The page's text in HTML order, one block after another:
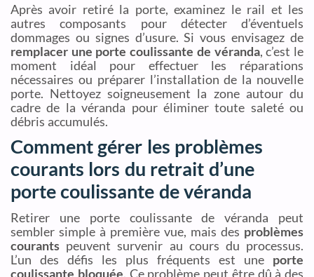
Après avoir retiré la porte, examinez le rail et les
autres composants pour détecter d’éventuels
dommages ou signes d’usure. Si vous envisagez de
remplacer une porte coulissante de véranda, c’est le
moment idéal pour effectuer les réparations
nécessaires ou préparer l’installation de la nouvelle
porte. Nettoyez soigneusement la zone autour du
cadre de la véranda pour éliminer toute saleté ou
débris accumulés.
Comment gérer les problèmes
courants lors du retrait d’une
porte coulissante de véranda
Retirer une porte coulissante de véranda peut
sembler simple à première vue, mais des problèmes
courants peuvent survenir au cours du processus.
L’un des défis les plus fréquents est une porte
coulissante bloquée. Ce problème peut être dû à des